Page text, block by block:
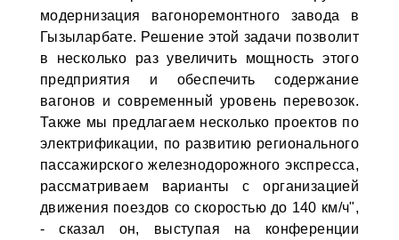
модернизация вагоноремонтного завода в
Гызыларбате. Решение этой задачи позволит
в несколько раз увеличить мощность этого
предприятия и обеспечить содержание
вагонов и современный уровень перевозок.
Также мы предлагаем несколько проектов по
электрификации, по развитию регионального
пассажирского железнодорожного экспресса,
рассматриваем варианты с организацией
движения поездов со скоростью до 140 км/ч",
- сказал он, выступая на конференции